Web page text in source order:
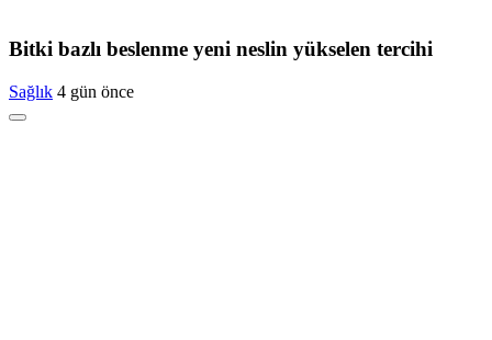
Bitki bazlı beslenme yeni neslin yükselen tercihi
Sağlık 4 gün önce